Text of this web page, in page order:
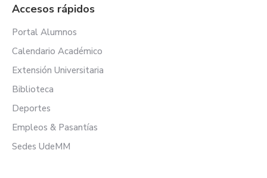
Accesos rápidos
Portal Alumnos
Calendario Académico
Extensión Universitaria
Biblioteca
Deportes
Empleos & Pasantías
Sedes UdeMM